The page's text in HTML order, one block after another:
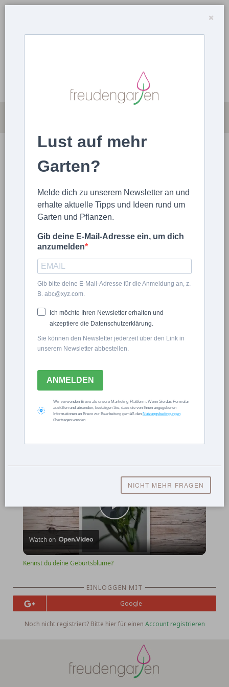
LOGIN
STARTSEITE LOGIN
Eingeloggt bleiben.
Play
Video
Kennst du deine Geburtsblume?
Watch on
Kennst du deine Geburtsblume?
EINLOGGEN MIT
Google
Noch nicht registriert? Bitte hier für einen Account registrieren
Lust auf mehr
Garten?
Melde dich zu unserem Newsletter an und
erhalte aktuelle Tipps und Ideen rund um
Garten und Pflanzen.
Gib deine E-Mail-Adresse ein, um dich
anzumelden
Gib bitte deine E-Mail-Adresse für die Anmeldung an, z.
B. abc@xyz.com.
Ich möchte Ihren Newsletter erhalten und
akzeptiere die Datenschutzerklärung.
Sie können den Newsletter jederzeit über den Link in
unserem Newsletter abbestellen.
ANMELDEN
Wir verwenden Brevo als unsere Marketing-Plattform. Wenn Sie das Formular
ausfüllen und absenden, bestätigen Sie, dass die von Ihnen angegebenen
Informationen an Brevo zur Bearbeitung gemäß den Nutzungsbedingungen
übertragen werden
NICHT MEHR FRAGEN